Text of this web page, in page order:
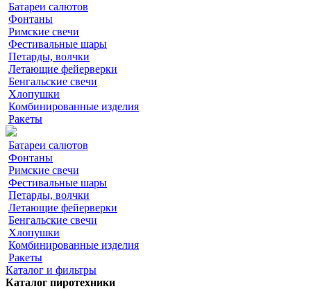
Батареи салютов
Фонтаны
Римские свечи
Фестивальные шары
Петарды, волчки
Летающие фейерверки
Бенгальские свечи
Хлопушки
Комбинированные изделия
Ракеты
Батареи салютов
Фонтаны
Римские свечи
Фестивальные шары
Петарды, волчки
Летающие фейерверки
Бенгальские свечи
Хлопушки
Комбинированные изделия
Ракеты
Каталог и фильтры
Каталог пиротехники